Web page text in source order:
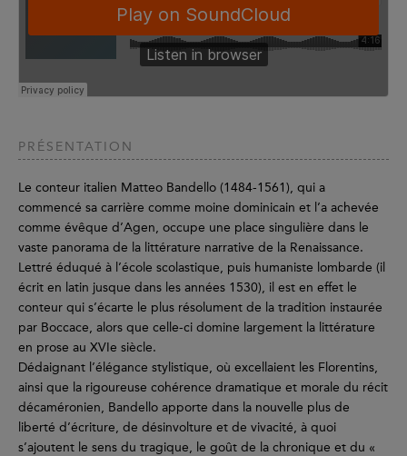
PRÉSENTATION
Le conteur italien Matteo Bandello (1484-1561), qui a
commencé sa carrière comme moine dominicain et l’a achevée
comme évêque d’Agen, occupe une place singulière dans le
vaste panorama de la littérature narrative de la Renaissance.
Lettré éduqué à l’école scolastique, puis humaniste lombarde (il
écrit en latin jusque dans les années 1530), il est en effet le
conteur qui s’écarte le plus résolument de la tradition instaurée
par Boccace, alors que celle-ci domine largement la littérature
en prose au XVIe siècle.
Dédaignant l’élégance stylistique, où excellaient les Florentins,
ainsi que la rigoureuse cohérence dramatique et morale du récit
décaméronien, Bandello apporte dans la nouvelle plus de
liberté d’écriture, de désinvolture et de vivacité, à quoi
s’ajoutent le sens du tragique, le goût de la chronique et du «